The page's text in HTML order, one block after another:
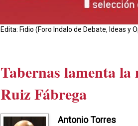
Edita: Fidio (Foro Indalo de Debate, Ideas
Tabernas lamenta la
Ruiz Fábrega
Antonio Torres